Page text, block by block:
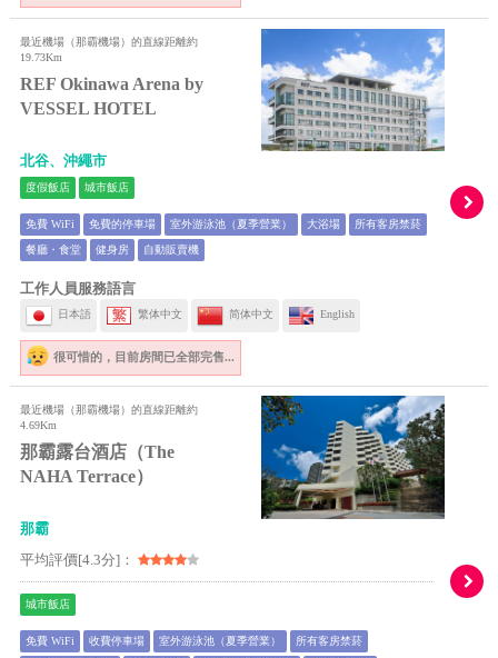
最近機場（那霸機場）的直線距離約
19.73Km
REF Okinawa Arena by
VESSEL HOTEL
北谷、沖繩市
度假飯店 城市飯店
免費 WiFi 免費的停車場 室外游泳池（夏季營業） 大浴場 所有客房禁菸
餐廳・食堂 健身房 自動販賣機
工作人員服務語言
日本語 繁体中文 简体中文 English
很可惜的， 目前房間已全部完售...
最近機場（那霸機場）的直線距離約
4.69Km
那霸露台酒店（The
NAHA Terrace）
那霸
平均評價[4.3分]：
城市飯店
免費 WiFi 收費停車場 室外游泳池（夏季營業） 所有客房禁菸